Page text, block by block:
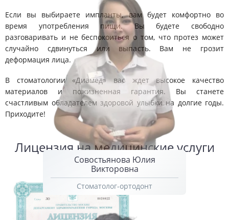
Совостьянова Юлия
Викторовна
Стоматолог-ортодонт
Если вы выбираете импланты, вам будет комфортно во
время употребления пищи. Вы будете свободно
разговаривать и не беспокоиться о том, что протез может
случайно сдвинуться или выпасть. Вам не грозит
деформация лица.
В стоматологии «Диамед» вас ждет высокое качество
материалов и пожизненная гарантия. Вы станете
счастливым обладателем здоровой улыбки на долгие годы.
Приходите!
Лицензия на медицинские услуги